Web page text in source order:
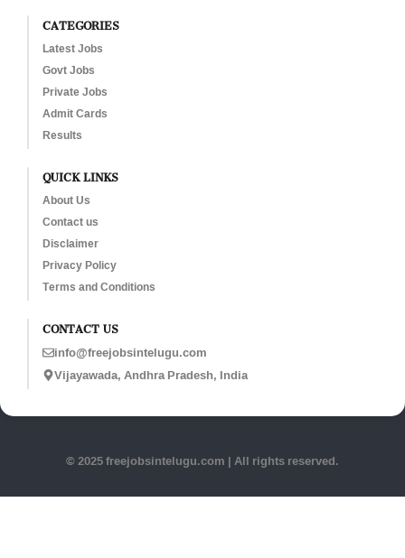
CATEGORIES
Latest Jobs
Govt Jobs
Private Jobs
Admit Cards
Results
QUICK LINKS
About Us
Contact us
Disclaimer
Privacy Policy
Terms and Conditions
CONTACT US
info@freejobsintelugu.com
Vijayawada, Andhra Pradesh, India
© 2025 freejobsintelugu.com | All rights reserved.